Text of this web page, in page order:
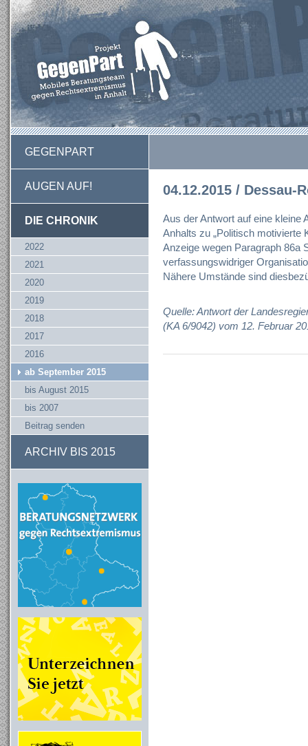
GEGENPART
AUGEN AUF!
DIE CHRONIK
2022
2021
2020
2019
2018
2017
2016
ab September 2015
bis August 2015
bis 2007
Beitrag senden
ARCHIV BIS 2015
04.12.2015 / Dessau-
Aus der Antwort auf eine kleine
Anhalts zu „Politisch motivierte
Anzeige wegen Paragraph 86a
verfassungswidriger
Nähere Umstände sind
Quelle: Antwort der
(KA 6/9042) vom 12. Februar